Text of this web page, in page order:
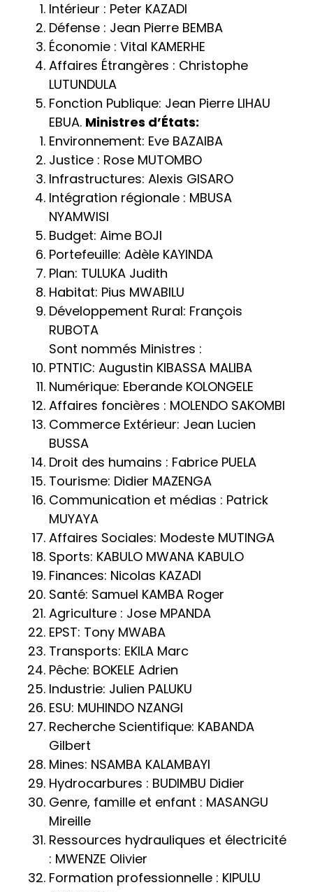
Intérieur : Peter KAZADI
Défense : Jean Pierre BEMBA
Économie : Vital KAMERHE
Affaires Étrangères : Christophe
LUTUNDULA
Fonction Publique: Jean Pierre LIHAU
EBUA. Ministres d’États:
Environnement: Eve BAZAIBA
Justice : Rose MUTOMBO
Infrastructures: Alexis GISARO
Intégration régionale : MBUSA
NYAMWISI
Budget: Aime BOJI
Portefeuille: Adèle KAYINDA
Plan: TULUKA Judith
Habitat: Pius MWABILU
Développement Rural: François
RUBOTA
Sont nommés Ministres :
PTNTIC: Augustin KIBASSA MALIBA
Numérique: Eberande KOLONGELE
Affaires foncières : MOLENDO SAKOMBI
Commerce Extérieur: Jean Lucien
BUSSA
Droit des humains : Fabrice PUELA
Tourisme: Didier MAZENGA
Communication et médias : Patrick
MUYAYA
Affaires Sociales: Modeste MUTINGA
Sports: KABULO MWANA KABULO
Finances: Nicolas KAZADI
Santé: Samuel KAMBA Roger
Agriculture : Jose MPANDA
EPST: Tony MWABA
Transports: EKILA Marc
Pêche: BOKELE Adrien
Industrie: Julien PALUKU
ESU: MUHINDO NZANGI
Recherche Scientifique: KABANDA
Gilbert
Mines: NSAMBA KALAMBAYI
Hydrocarbures : BUDIMBU Didier
Genre, famille et enfant : MASANGU
Mireille
Ressources hydrauliques et électricité
: MWENZE Olivier
Formation professionnelle : KIPULU